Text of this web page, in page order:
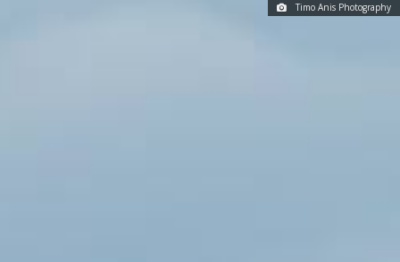
EBR 2025 - Présentation de l'épreuve
Timo Anis Photography